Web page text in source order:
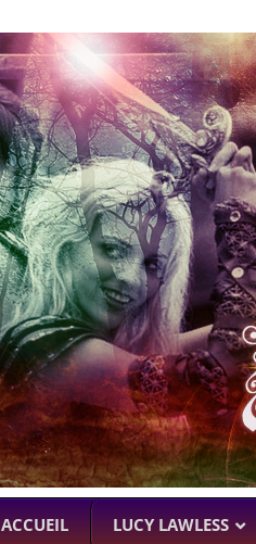
ACCUEIL LUCY LAWLESS